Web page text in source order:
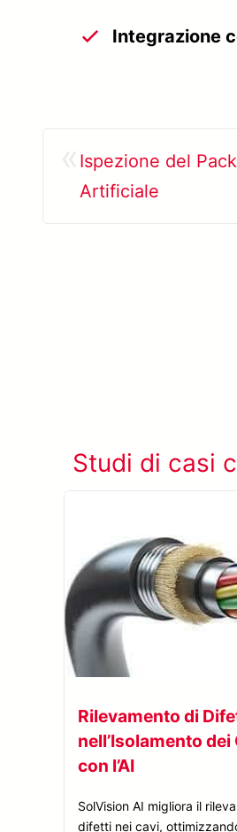
Integrazione
Ispezione del
Artificiale
Studi di casi
Rilevamento di
nell’Isolamento dei
con l’AI
SolVision AI migliora il
difetti nei cavi,